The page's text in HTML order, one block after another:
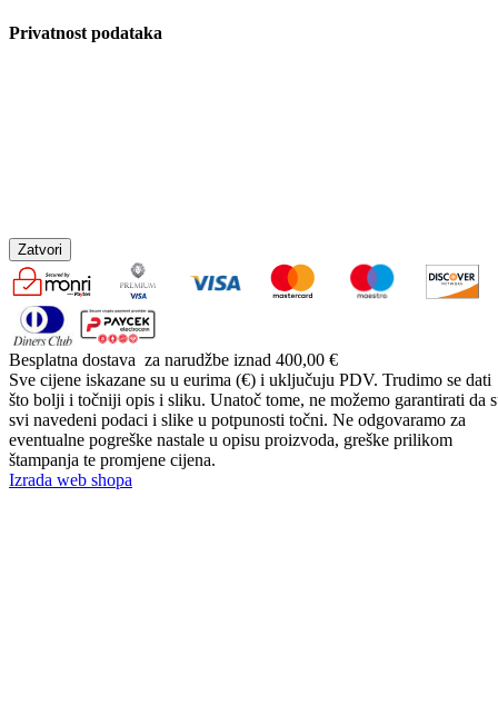
Privatnost podataka
Zatvori
Besplatna dostava za narudžbe iznad 400,00 €
Sve cijene iskazane su u eurima (€) i uključuju PDV. Trudimo se dati
što bolji i točniji opis i sliku. Unatoč tome, ne možemo garantirati da
svi navedeni podaci i slike u potpunosti točni. Ne odgovaramo za
eventualne pogreške nastale u opisu proizvoda, greške prilikom
štampanja te promjene cijena.
Izrada web shopa